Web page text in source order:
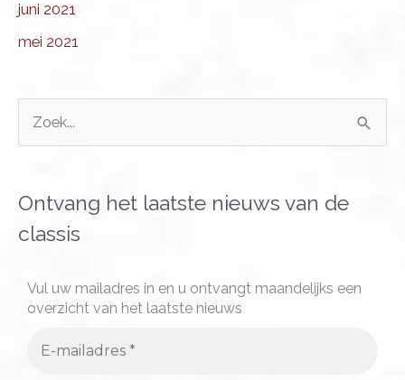
juni 2021
mei 2021
k
n
Ontvang het laatste nieuws van de
classis
Vul uw mailadres in en u ontvangt maandelijks een
overzicht van het laatste nieuws